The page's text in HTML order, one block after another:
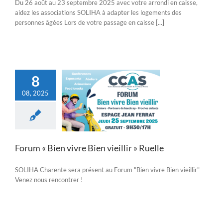
Du 26 août au 23 septembre 2025 avec votre arrondi en caisse,
aidez les associations SOLIHA à adapter les logements des
personnes âgées Lors de votre passage en caisse [...]
8
08, 2025
Bien vivre Bien
Forum « Bien vivre Bien vieillir » Ruelle
SOLIHA Charente sera présent au Forum "Bien vivre Bien vieillir"
Venez nous rencontrer !